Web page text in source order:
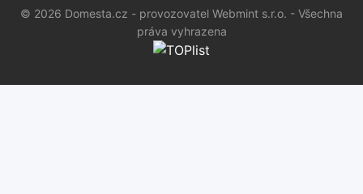
© 2026 Domesta.cz - provozovatel Webmint s.r.o. - Všechna
práva vyhrazena